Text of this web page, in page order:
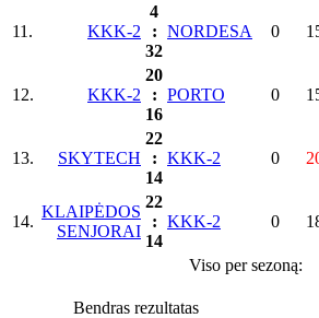
11. KKK-2
4
:
32
NORDESA 0
12. KKK-2
20
:
16
PORTO 0
13. SKYTECH
22
:
14
KKK-2 0
14.
KLAIPĖDOS
SENJORAI
22
:
14
KKK-2 0
Viso per sezoną:
Bendras rezultatas